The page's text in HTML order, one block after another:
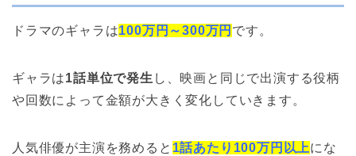
ドラマのギャラは100万円～300万円 です。
ギャラは1話単位で発生 し、映画と同じで出演する役柄
や回数によって金額が大きく変化していきます。
人気俳優が主演を務めると 1話あたり100万円以上にな